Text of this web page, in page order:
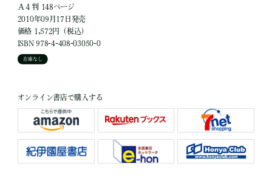
Ａ４判 148ページ
2010年09月17日発売
価格 1,572円（税込）
ISBN 978-4-408-03050-0
在庫なし
オンライン書店で購入する